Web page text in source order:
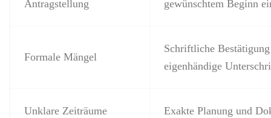
Antragstellung
gewünschtem Beginn
Formale Mängel
Schriftliche
eigenhändige
Unklare Zeiträume Exakte Planung und